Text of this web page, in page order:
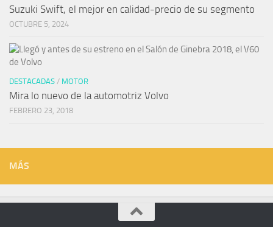
Suzuki Swift, el mejor en calidad-precio de su segmento
OCTUBRE 5, 2024
DESTACADAS / MOTOR
Mira lo nuevo de la automotriz Volvo
FEBRERO 23, 2018
MÁS